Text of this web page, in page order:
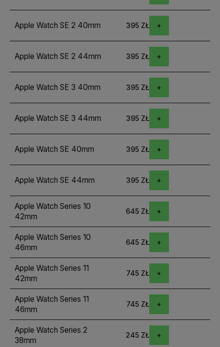
Apple Watch SE 2 40mm 395 ZŁ
Apple Watch SE 2 44mm 395 ZŁ
Apple Watch SE 3 40mm 395 ZŁ
Apple Watch SE 3 44mm 395 ZŁ
Apple Watch SE 40mm 395 ZŁ
Apple Watch SE 44mm 395 ZŁ
Apple Watch Series 10
42mm
645 ZŁ
Apple Watch Series 10
46mm
645 ZŁ
Apple Watch Series 11
42mm
745 ZŁ
Apple Watch Series 11
46mm
745 ZŁ
Apple Watch Series 2
38mm
245 ZŁ